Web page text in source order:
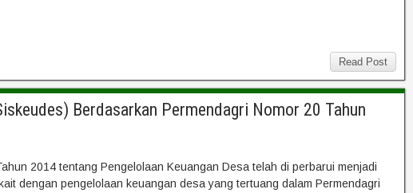
Read Post
Berdasarkan Permendagri Nomor 20 Tahun
2014 tentang Pengelolaan Keuangan Desa telah di perbarui menjadi
dengan pengelolaan keuangan desa yang tertuang dalam Permendagri